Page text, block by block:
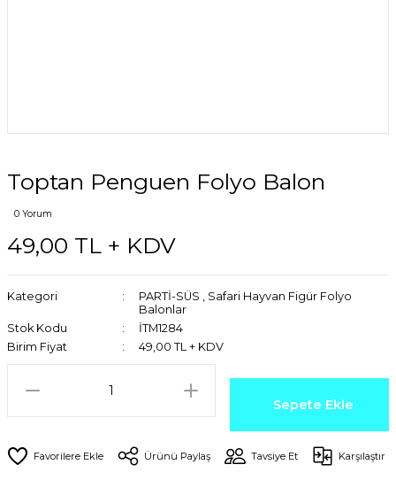
Toptan Penguen Folyo Balon
0 Yorum
49,00 TL + KDV
Kategori PARTİ-SÜS , Safari Hayvan Figür Folyo
Balonlar
Stok Kodu
İTM1284
Birim Fiyat
49,00 TL + KDV
Sepete Ekle
Ürünü Paylaş Tavsiye Et Karşılaştır